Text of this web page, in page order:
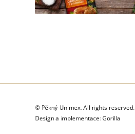
© Pěkný-Unimex. All rights reserved.
Design a implementace: Gorilla